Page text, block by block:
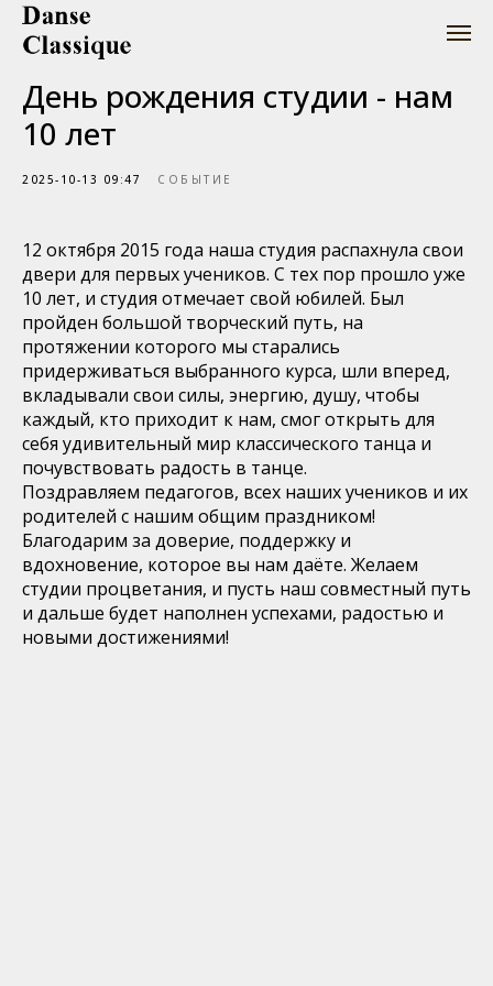
День рождения студии - нам
10 лет
2025-10-13 09:47 СОБЫТИЕ
12 октября 2015 года наша студия распахнула свои
двери для первых учеников. С тех пор прошло уже
10 лет, и студия отмечает свой юбилей. Был
пройден большой творческий путь, на
протяжении которого мы старались
придерживаться выбранного курса, шли вперед,
вкладывали свои силы, энергию, душу, чтобы
каждый, кто приходит к нам, смог открыть для
себя удивительный мир классического танца и
почувствовать радость в танце.
Поздравляем педагогов, всех наших учеников и их
родителей с нашим общим праздником!
Благодарим за доверие, поддержку и
вдохновение, которое вы нам даёте. Желаем
студии процветания, и пусть наш совместный путь
и дальше будет наполнен успехами, радостью и
новыми достижениями!